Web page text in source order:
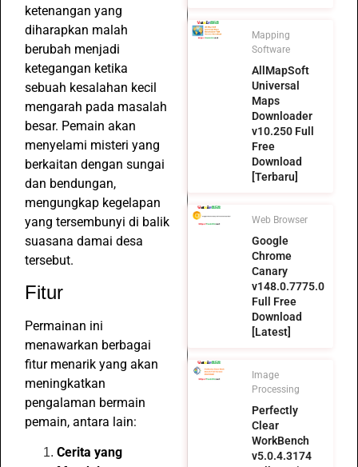
ketenangan yang
diharapkan malah
berubah menjadi
ketegangan ketika
sebuah kesalahan kecil
mengarah pada masalah
besar. Pemain akan
menyelami misteri yang
berkaitan dengan sungai
dan bendungan,
mengungkap kegelapan
yang tersembunyi di balik
suasana damai desa
tersebut.
Fitur
Permainan ini
menawarkan berbagai
fitur menarik yang akan
meningkatkan
pengalaman bermain
pemain, antara lain:
Cerita yang
Mapping
Software
AllMapSoft
Universal
Maps
Downloader
v10.250 Full
Free
Download
[Terbaru]
Web Browser
Google
Chrome
Canary
v148.0.7775.0
Full Free
Download
[Latest]
Image
Processing
Perfectly
Clear
WorkBench
v5.0.4.3174